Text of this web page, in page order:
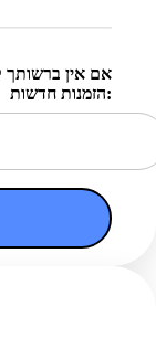
אם אין ברשותך
הזמנות חדשות: